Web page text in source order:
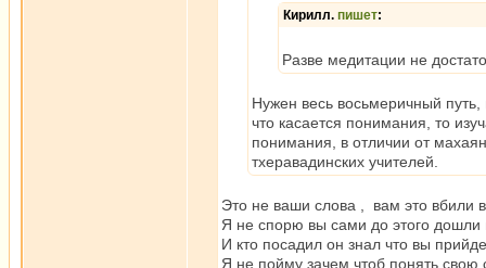
Кирилл. пишет:
Разве медитации не
Нужен весь восьмеричный
что касается понимания, то
понимания, в отличии от
тхеравадинских учителей.
Это не ваши слова , вам это вбили в
Я не спорю вы сами до этого дошли
И кто посадил он знал что вы
Я не пойму зачем чтоб понять свою